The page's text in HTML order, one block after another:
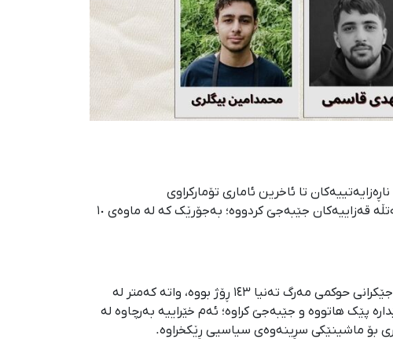
١٤٠٤ـەوە لە پێوەندی لەگەڵ ناڕەزایەتییەکان تا ئاخرین ئاماری تۆمارکراوی
لەسێدارەدانەکان لە ٩ی جۆزەردانی ١٤٠٥دا، دەزگای دادوەریی کۆماری ئیسلامی زنجیرەیەکی ترسناک و بەپەلەی لە قەتڵە قەزاییەکان جێبەجێ کردووە؛ بەجۆرێک کە لە ماوەی ١٠
ڕوانینێکی وردتر بەم زنجیرەی لەسێدارەدانانە نیشانی دەدات کە بۆ ١٧ ناڕازی، مەودای نێوان دەسبەسەرکران و جێبەجێکرانی حوکمی مەرگ تەنیا ١٤٣ ڕۆژ بووە، واتە کەمتر لە
پێک هاتووە و جێبەجێ کراوە؛ ئەم خێراییە بەرچاوە لە
بۆ ماشینێکی سڕینەوەی سیاسیی ڕێکخراوە.